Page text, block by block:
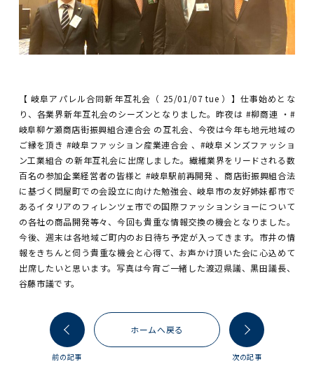
【 岐阜アパレル合同新年互礼会（ 25/01/07 tue ）】仕事始めとな
り、各業界新年互礼会のシーズンとなりました。昨夜は #柳商連 ・#
岐阜柳ケ瀬商店街振興組合連合会 の互礼会、今夜は今年も地元地域の
ご縁を頂き #岐阜ファッション産業連合会 、#岐阜メンズファッショ
ン工業組合 の新年互礼会に出席しました。繊維業界をリードされる数
百名の参加企業経営者の皆様と #岐阜駅前再開発 、商店街振興組合法
に基づく問屋町での会設立に向けた勉強会、岐阜市の友好姉妹都市で
あるイタリアのフィレンツェ市での国際ファッションショーについて
の各社の商品開発等々、今回も貴重な情報交換の機会となりました。
今後、週末は各地域ご町内のお日待ち予定が入ってきます。市井の情
報をきちんと伺う貴重な機会と心得て、お声かけ頂いた会に心込めて
出席したいと思います。写真は今宵ご一緒した渡辺県議、黒田議長、
谷藤市議です。
前の記事
ホームへ戻る
次の記事